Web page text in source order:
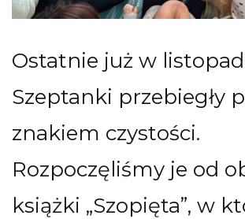
Ostatnie już w
Szeptanki przebiegły
znakiem czystości.
Rozpoczęliśmy je od
książki „Szopięta”, w